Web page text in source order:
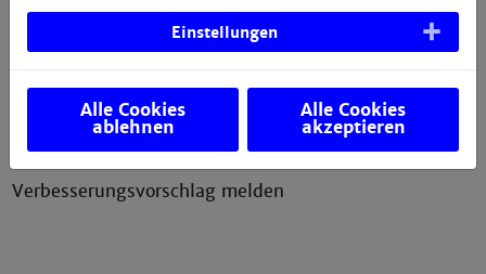
Erklärung zur Barrierefreiheit
Datenschutzerklärung
Presse
Anfahrt und Campusplan
Sitemap
Verbesserungsvorschlag melden
Einstellungen
Alle Cookies
ablehnen
Alle Cookies
akzeptieren